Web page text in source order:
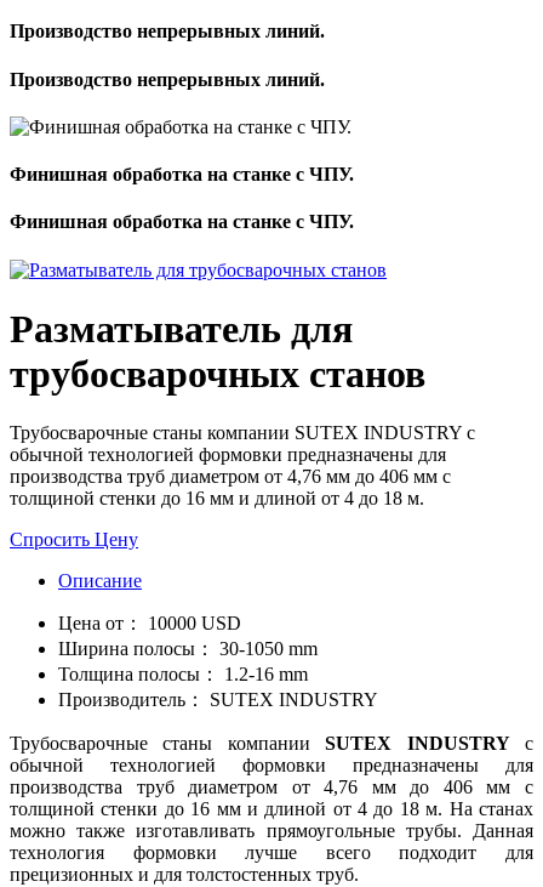
Производство непрерывных линий.
Производство непрерывных линий.
Финишная обработка на станке с ЧПУ.
Финишная обработка на станке с ЧПУ.
Разматыватель для
трубосварочных станов
Трубосварочные станы компании SUTEX INDUSTRY с
обычной технологией формовки предназначены для
производства труб диаметром от 4,76 мм до 406 мм с
толщиной стенки до 16 мм и длиной от 4 до 18 м.
Спросить Цену
Описание
Цена от：
10000 USD
Ширина полосы：
30-1050 mm
Толщина полосы：
1.2-16 mm
Производитель：
SUTEX INDUSTRY
Трубосварочные станы компанииSUTEX INDUSTRYс
обычной технологией формовки предназначены для
производства труб диаметром от 4,76 мм до 406 мм с
толщиной стенки до 16 мм и длиной от 4 до 18 м. На станах
можно также изготавливать прямоугольные трубы. Данная
технология формовки лучше всего подходит для
прецизионных и для толстостенных труб.